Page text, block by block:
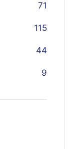
71
115
44
9